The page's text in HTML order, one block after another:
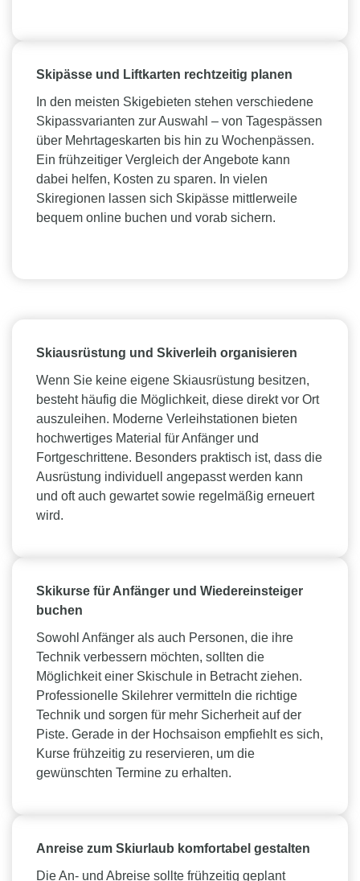
Skipässe und Liftkarten rechtzeitig planen
In den meisten Skigebieten stehen verschiedene
Skipassvarianten zur Auswahl – von Tagespässen
über Mehrtageskarten bis hin zu Wochenpässen.
Ein frühzeitiger Vergleich der Angebote kann
dabei helfen, Kosten zu sparen. In vielen
Skiregionen lassen sich Skipässe mittlerweile
bequem online buchen und vorab sichern.
Skiausrüstung und Skiverleih organisieren
Wenn Sie keine eigene Skiausrüstung besitzen,
besteht häufig die Möglichkeit, diese direkt vor Ort
auszuleihen. Moderne Verleihstationen bieten
hochwertiges Material für Anfänger und
Fortgeschrittene. Besonders praktisch ist, dass die
Ausrüstung individuell angepasst werden kann
und oft auch gewartet sowie regelmäßig erneuert
wird.
Skikurse für Anfänger und Wiedereinsteiger
buchen
Sowohl Anfänger als auch Personen, die ihre
Technik verbessern möchten, sollten die
Möglichkeit einer Skischule in Betracht ziehen.
Professionelle Skilehrer vermitteln die richtige
Technik und sorgen für mehr Sicherheit auf der
Piste. Gerade in der Hochsaison empfiehlt es sich,
Kurse frühzeitig zu reservieren, um die
gewünschten Termine zu erhalten.
Anreise zum Skiurlaub komfortabel gestalten
Die An- und Abreise sollte frühzeitig geplant